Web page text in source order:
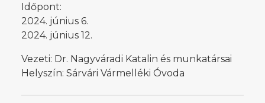
Időpont:
2024. június 6.
2024. június 12.
Vezeti: Dr. Nagyváradi Katalin és munkatársai
Helyszín: Sárvári Vármelléki Óvoda